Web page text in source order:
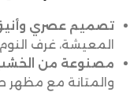
تصميم عصري
المعيشة، غرف
مصنوعة من
والمتانة مع مظهر